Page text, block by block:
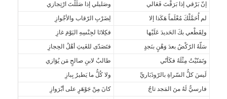
إنّ بَرْقي إذا بَرَقْتَ فَعَالي
وصَليلي إذا صَلَلْتَ ارْتِجازي
لم أُحَمَّلْكَ مُعْلَماً هَكَذا إلا
لِضَرْبِ الرّقاب والأجْوازِ
ولِقَطْعي بكَ الحَديدَ عَلَيْها
فكِلانَا لجِنْسِهِ اليَوْمَ غازِ
سَلّهُ الرّكْضُ بعدَ وَهْنٍ بنَجدٍ
فتَصَدّى للغَيثِ أهْلُ الحِجازِ
وتَمَنّيْتُ مِثْلَهُ فكَأنّي
طالبٌ لابنِ صالحٍ مَن يُؤازي
لَيسَ كلُّ السّراةِ بالرّوذَبَاريِّ
ولا كُلُّ ما يَطيرُ بِبازِ
فارسيٌّ لَهُ منَ المَجد تاجٌ
كانَ مِنْ جَوْهَرٍ على أبْرَوازِ